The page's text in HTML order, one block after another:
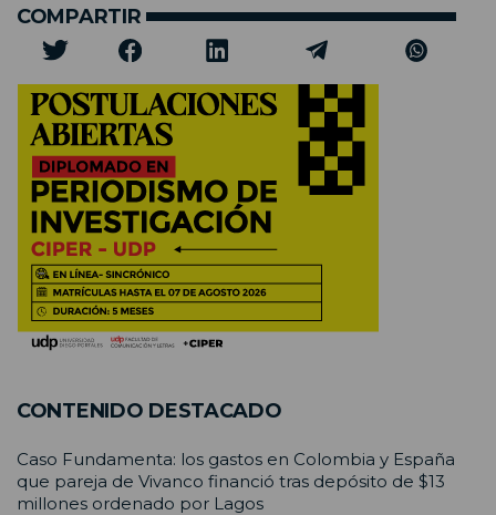
COMPARTIR
CONTENIDO DESTACADO
Caso Fundamenta: los gastos en Colombia y España
que pareja de Vivanco financió tras depósito de $13
millones ordenado por Lagos